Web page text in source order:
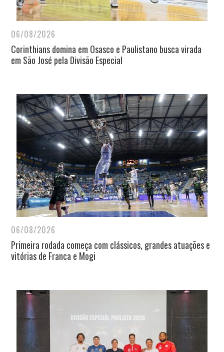
06/08/2026
Corinthians domina em Osasco e Paulistano busca virada
em São José pela Divisão Especial
06/08/2026
Primeira rodada começa com clássicos, grandes atuações e
vitórias de Franca e Mogi